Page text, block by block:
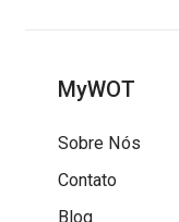
MyWOT
Sobre Nós
Contato
Blog